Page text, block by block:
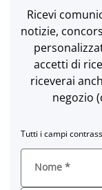
Ricevi
notizie,
accetti di
riceverai
negozio
Tutti i campi
Nome *